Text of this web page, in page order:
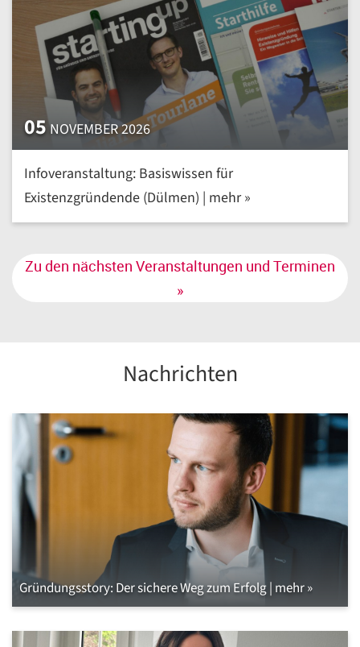
05 NOVEMBER 2026
Infoveranstaltung: Basiswissen für
Existenzgründende (Dülmen) | mehr »
Zu den nächsten Veranstaltungen und Terminen
»
Nachrichten
Gründungsstory: Der sichere Weg zum Erfolg | mehr »